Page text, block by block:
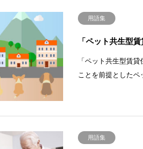
用語集
「ペット共生型
「ペット共生型賃
ことを前提としたペ
用語集